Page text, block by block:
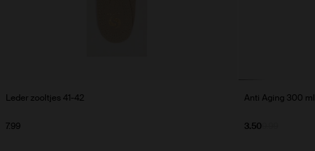
Leder zooltjes 41-42
7.99
Anti Aging 300 ml
3.50